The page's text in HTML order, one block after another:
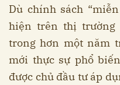
Dù chính sách
hiện trên thị trường
trong hơn một năm
mới thực sự phổ
được chủ đầu tư áp